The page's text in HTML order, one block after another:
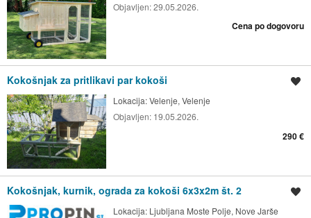
Objavljen:29.05.2026.
Cena po dogovoru
Kokošnjak za pritlikavi par kokoši
Lokacija:Velenje, Velenje
Objavljen: 19.05.2026.
290 €
Kokošnjak, kurnik, ograda za kokoši 6x3x2m št. 2
Lokacija: Ljubljana Moste Polje, Nove Jarše